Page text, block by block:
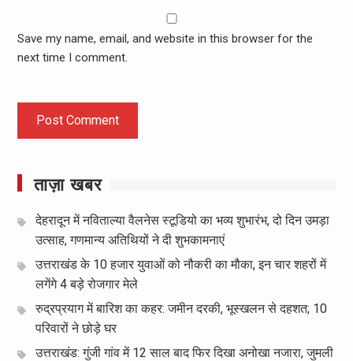
Save my name, email, and website in this browser for the
next time I comment.
ताज़ा खबर
देहरादून में नविताल्या वैलनेस स्टूडियो का भव्य शुभारंभ, दो दिन उमड़ा
उत्साह, गणमान्य अतिथियों ने दी शुभकामनाएं
उत्तराखंड के 10 हजार युवाओं को नौकरी का मौका, इन चार शहरों में
लगेंगे 4 बड़े रोजगार मेले
रुद्रप्रयाग में बारिश का कहर: जमीन दरकी, भूस्खलन से दहशत; 10
परिवारों ने छोड़े घर
उत्तराखंड: गुंजी गांव में 12 साल बाद फिर दिखा अनोखा नजारा, जुमली